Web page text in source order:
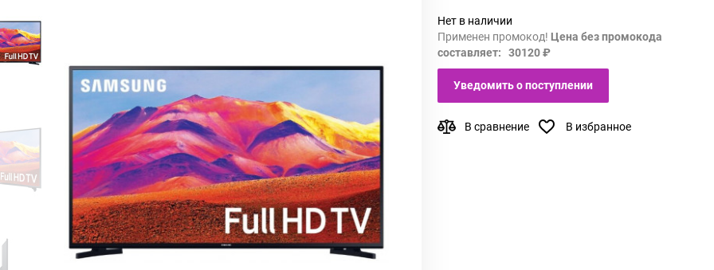
Нет в наличии
Применен промокод! Цена без промокода
составляет: 30120 ₽
Уведомить о поступлении
В сравнение В избранное